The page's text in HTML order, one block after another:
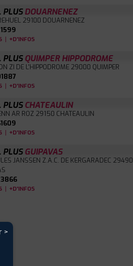
PLUSDOUARNENEZ
29100 DOUARNENEZ
| +D'INFOS
PLUSQUIMPER HIPPODROME
ZI DE L'HIPPODROME 29000 QUIMPER
| +D'INFOS
PLUSCHATEAULIN
AR ROZ 29150 CHATEAULIN
| +D'INFOS
PLUSGUIPAVAS
JANSSEN Z.A.C. DE KERGARADEC 29490
| +D'INFOS
>